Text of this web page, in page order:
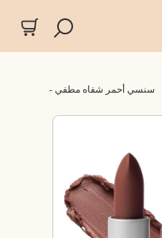
سنسي أحمر شفاه مطفي -